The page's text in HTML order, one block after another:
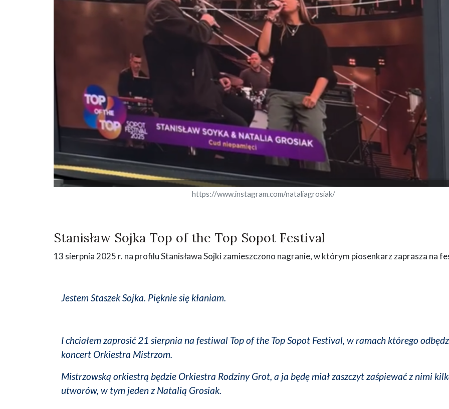
https://www.instagram.com/nataliagrosiak/
Stanisław Sojka Top of the Top Sopot Festival
13 sierpnia 2025 r. na profilu Stanisława Sojki zamieszczono nagranie, w którym piosenkarz zaprasza na
Jestem Staszek Sojka. Pięknie się kłaniam.
I chciałem zaprosić 21 sierpnia na festiwal Top of the Top Sopot Festival, w ramach którego
koncert Orkiestra Mistrzom.
Mistrzowską orkiestrą będzie Orkiestra Rodziny Grot, a ja będę miał zaszczyt zaśpiewać z nimi
utworów, w tym jeden z Natalią Grosiak.